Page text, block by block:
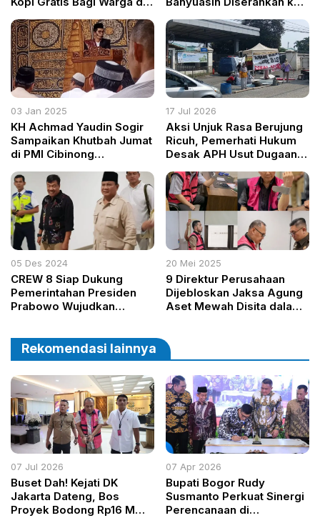
dan Kabag Humas DPRD
Sumsel
03 Jan 2025
KH Achmad Yaudin Sogir
Sampaikan Khutbah Jumat
di PMI Cibinong
sebagai Bulan Terhormat
17 Jul 2026
Aksi Unjuk Rasa Berujung
Ricuh, Pemerhati Hukum
Desak APH Usut Dugaan
05 Des 2024
CREW 8 Siap Dukung
Pemerintahan Presiden
Prabowo Wujudkan
20 Mei 2025
9 Direktur Perusahaan
Dijebloskan Jaksa Agung
Aset Mewah Disita dalam
Rekomendasi lainnya
07 Jul 2026
Buset Dah! Kejati DK
Jakarta Dateng, Bos
Proyek Bodong Rp16 M
07 Apr 2026
Bupati Bogor Rudy
Susmanto Perkuat Sinergi
Perencanaan di